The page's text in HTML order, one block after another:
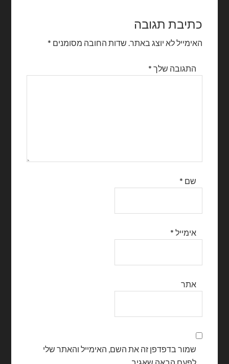
כתיבת תגובה
האימייל לא יוצג באתר.שדות החובה מסומנים*
התגובה שלך*
שם*
אימייל*
אתר
שמור בדפדפן זה את השם, האימייל והאתר שלי